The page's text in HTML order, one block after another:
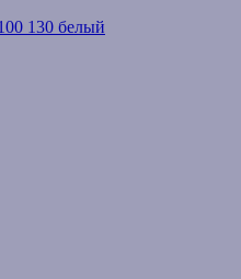
130 белый